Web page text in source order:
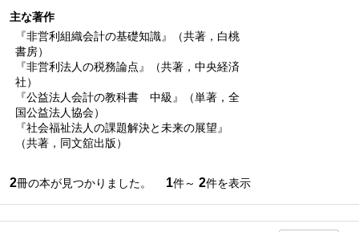
主な著作
『非営利組織会計の基礎知識』（共著，白桃
書房）
『非営利法人の税務論点』（共著，中央経済
社）
『公益法人会計の教科書 中級』（単著，全
国公益法人協会）
『社会福祉法人の課題解決と未来の展望』
（共著，同文舘出版）
2冊の本が見つかりました。 1件～ 2件を表示